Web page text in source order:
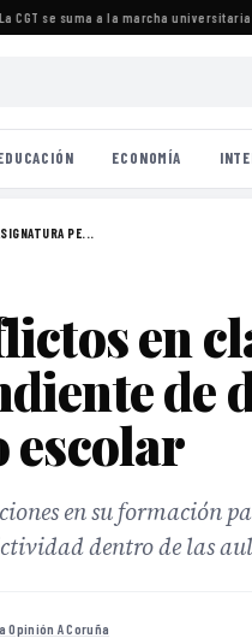
se suma a la marcha universitaria·
ECONOMÍA
PE...
en
de
escolar
en su formación
dentro de las
Opinión A Coruña